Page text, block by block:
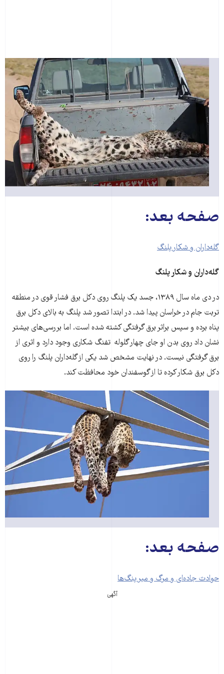
صفحه بعد:
گله‌داران و شکار پلنگ
گله‌داران و شکار پلنگ
در دی ماه سال ۱۳۸۹، جسد یک پلنگ روی دکل برق فشار قوی در منطقه
تربت جام در خراسان پیدا شد. در ابتدا تصور شد پلنگ به بالای دکل برق
پناه برده و سپس براثر برق گرفتگی کشته شده است. اما بررسی‌های بیشتر
نشان داد روی بدن او جای چهار گلوله تفنگ شکاری وجود دارد و اثری از
برق گرفتگی نیست. در نهایت مشخص شد یکی از گله‌داران پلنگ را روی
دکل برق شکار کرده تا از گوسفندان خود محافظت کند.
صفحه بعد:
حوادث جاده‌ای و مرگ و میر پنگ‌ها
آگهی